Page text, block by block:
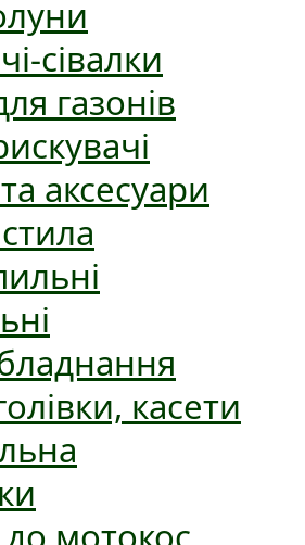
сівалки
газонів
аксесуари
касети